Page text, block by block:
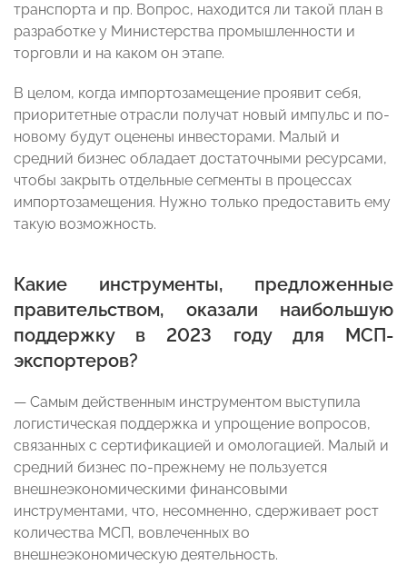
транспорта и пр. Вопрос, находится ли такой план в
разработке у Министерства промышленности и
торговли и на каком он этапе.
В целом, когда импортозамещение проявит себя,
приоритетные отрасли получат новый импульс и по-
новому будут оценены инвесторами. Малый и
средний бизнес обладает достаточными ресурсами,
чтобы закрыть отдельные сегменты в процессах
импортозамещения. Нужно только предоставить ему
такую возможность.
Какие инструменты, предложенные
правительством, оказали наибольшую
поддержку в 2023 году для МСП-
экспортеров?
— Самым действенным инструментом выступила
логистическая поддержка и упрощение вопросов,
связанных с сертификацией и омологацией. Малый и
средний бизнес по-прежнему не пользуется
внешнеэкономическими финансовыми
инструментами, что, несомненно, сдерживает рост
количества МСП, вовлеченных во
внешнеэкономическую деятельность.